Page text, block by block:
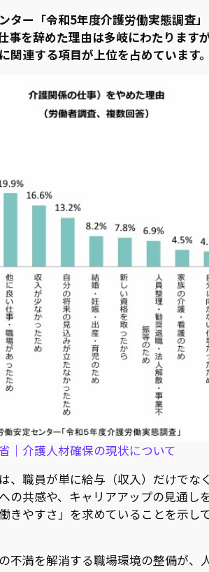
ター「令和5年度介護労働実態調査
事を辞めた理由は多岐にわたります
関連する項目が上位を占めています
｜介護人材確保の現状について
、職員が単に給与（収入）だけでな
の共感や、キャリアアップの見通し
きやすさ」を求めていることを示し
不満を解消する職場環境の整備が、